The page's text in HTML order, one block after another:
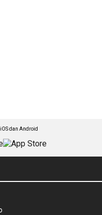
dan Android